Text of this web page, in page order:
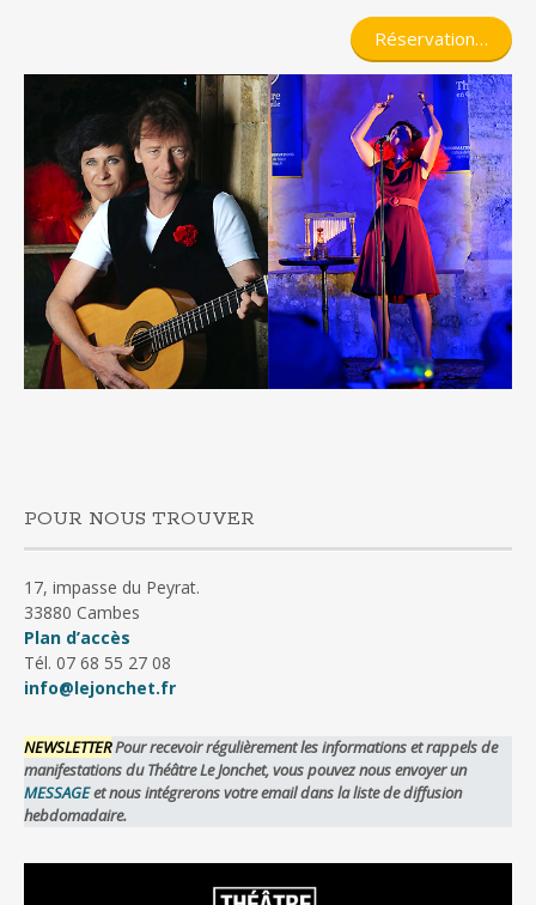
Réservation…
POUR NOUS TROUVER
17, impasse du Peyrat.
33880 Cambes
Plan d’accès
Tél. 07 68 55 27 08
info@lejonchet.fr
NEWSLETTERPour recevoir régulièrement les informations et rappels de
manifestations du Théâtre Le Jonchet, vous pouvez nous envoyer un
MESSAGEet nous intégrerons votre email dans la liste de diffusion
hebdomadaire.